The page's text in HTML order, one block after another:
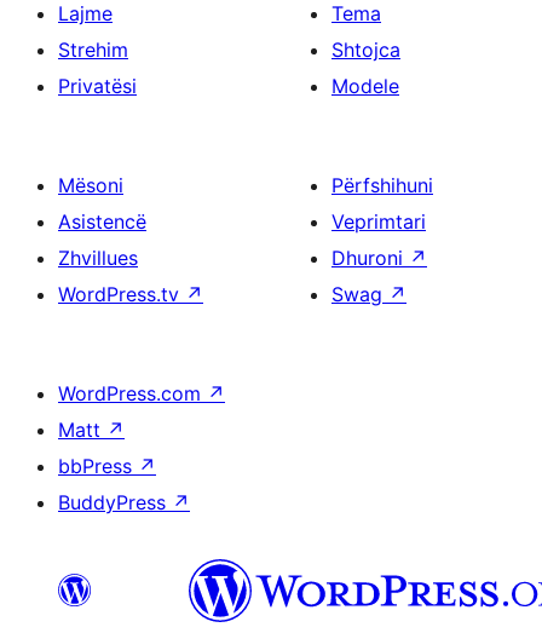
Lajme
Strehim
Privatësi
Tema
Shtojca
Modele
Mësoni
Asistencë
Zhvillues
WordPress.tv ↗
Përfshihuni
Veprimtari
Dhuroni ↗
Swag ↗
WordPress.com ↗
Matt ↗
bbPress ↗
BuddyPress ↗